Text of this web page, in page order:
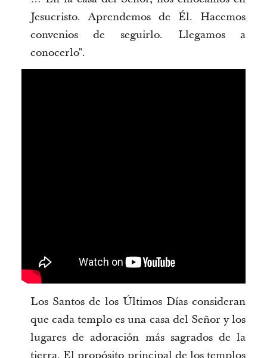
Jesucristo. Aprendemos de Él. Hacemos
convenios de seguirlo. Llegamos a
conocerlo".
Los Santos de los Últimos Días consideran
que cada templo es una casa del Señor y los
lugares de adoración más sagrados de la